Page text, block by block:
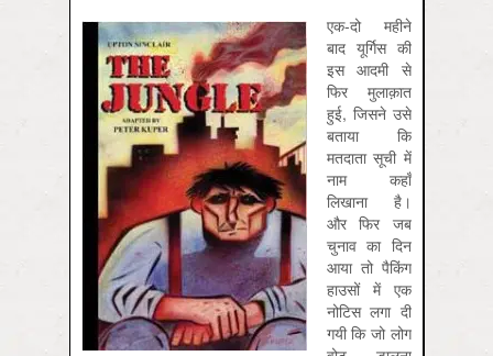
एक-दो महीने
बाद यूर्गिस की
इस आदमी से
फिर मुलाक़ात
हुई, जिसने उसे
बताया कि
मतदाता सूची में
नाम कहाँ
लिखाना है।
और फिर जब
चुनाव का दिन
आया तो पैकिंग
हाउसों में एक
नोटिस लगा दी
गयी कि जो लोग